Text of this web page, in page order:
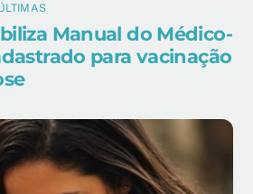
Manual do Médico-
para vacinação